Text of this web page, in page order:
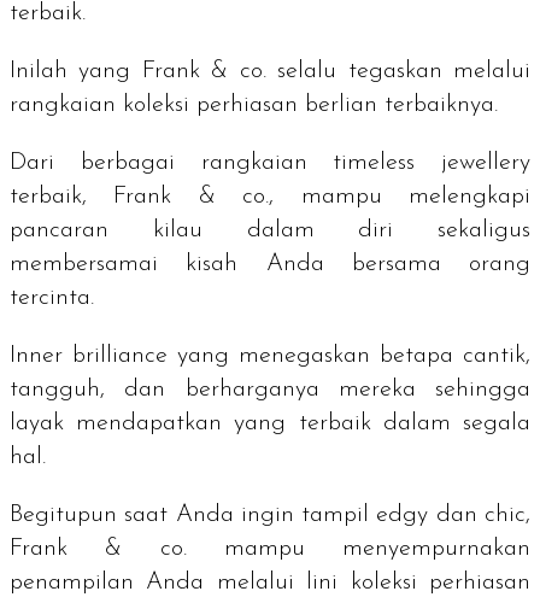
terbaik.
Inilah yang Frank & co. selalu tegaskan melalui
rangkaian koleksi perhiasan berlian terbaiknya.
Dari berbagai rangkaian timeless jewellery
terbaik, Frank & co., mampu melengkapi
pancaran kilau dalam diri sekaligus
membersamai kisah Anda bersama orang
tercinta.
Inner brilliance yang menegaskan betapa cantik,
tangguh, dan berharganya mereka sehingga
layak mendapatkan yang terbaik dalam segala
hal.
Begitupun saat Anda ingin tampil edgy dan chic,
Frank & co. mampu menyempurnakan
penampilan Anda melalui lini koleksi perhiasan